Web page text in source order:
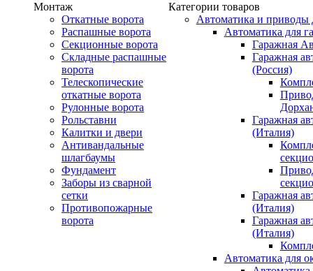
Монтаж
Откатные ворота
Распашные ворота
Секционные ворота
Складные распашные
ворота
Телескопические
откатные ворота
Рулонные ворота
Рольставни
Калитки и двери
Антивандальные
шлагбаумы
Фундамент
Заборы из сварной
сетки
Противопожарные
ворота
Категории товаров
Автоматика и приводы
Автоматика для
Гаражная
Гаражная
(Россия)
Гаражная
(Италия)
Гаражная
(Италия)
Гаражная
(Италия)
Автоматика для